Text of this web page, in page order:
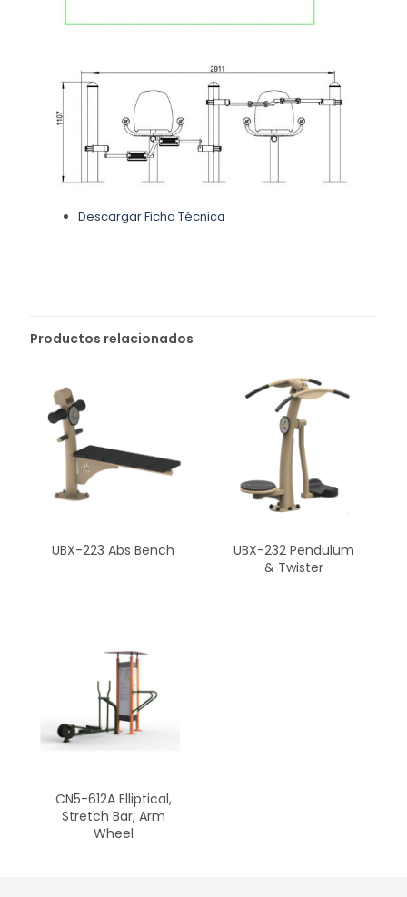
Descargar Ficha Técnica
Productos relacionados
UBX-223 Abs Bench
UBX-232 Pendulum
& Twister
CN5-612A Elliptical,
Stretch Bar, Arm
Wheel